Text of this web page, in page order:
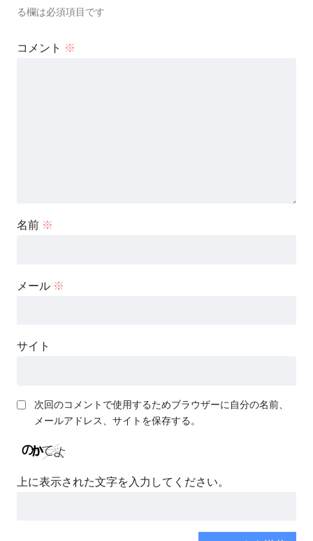
る欄は必須項目です
コメント ※
名前 ※
メール ※
サイト
次回のコメントで使用するためブラウザーに自分の名前、
メールアドレス、サイトを保存する。
上に表示された文字を入力してください。